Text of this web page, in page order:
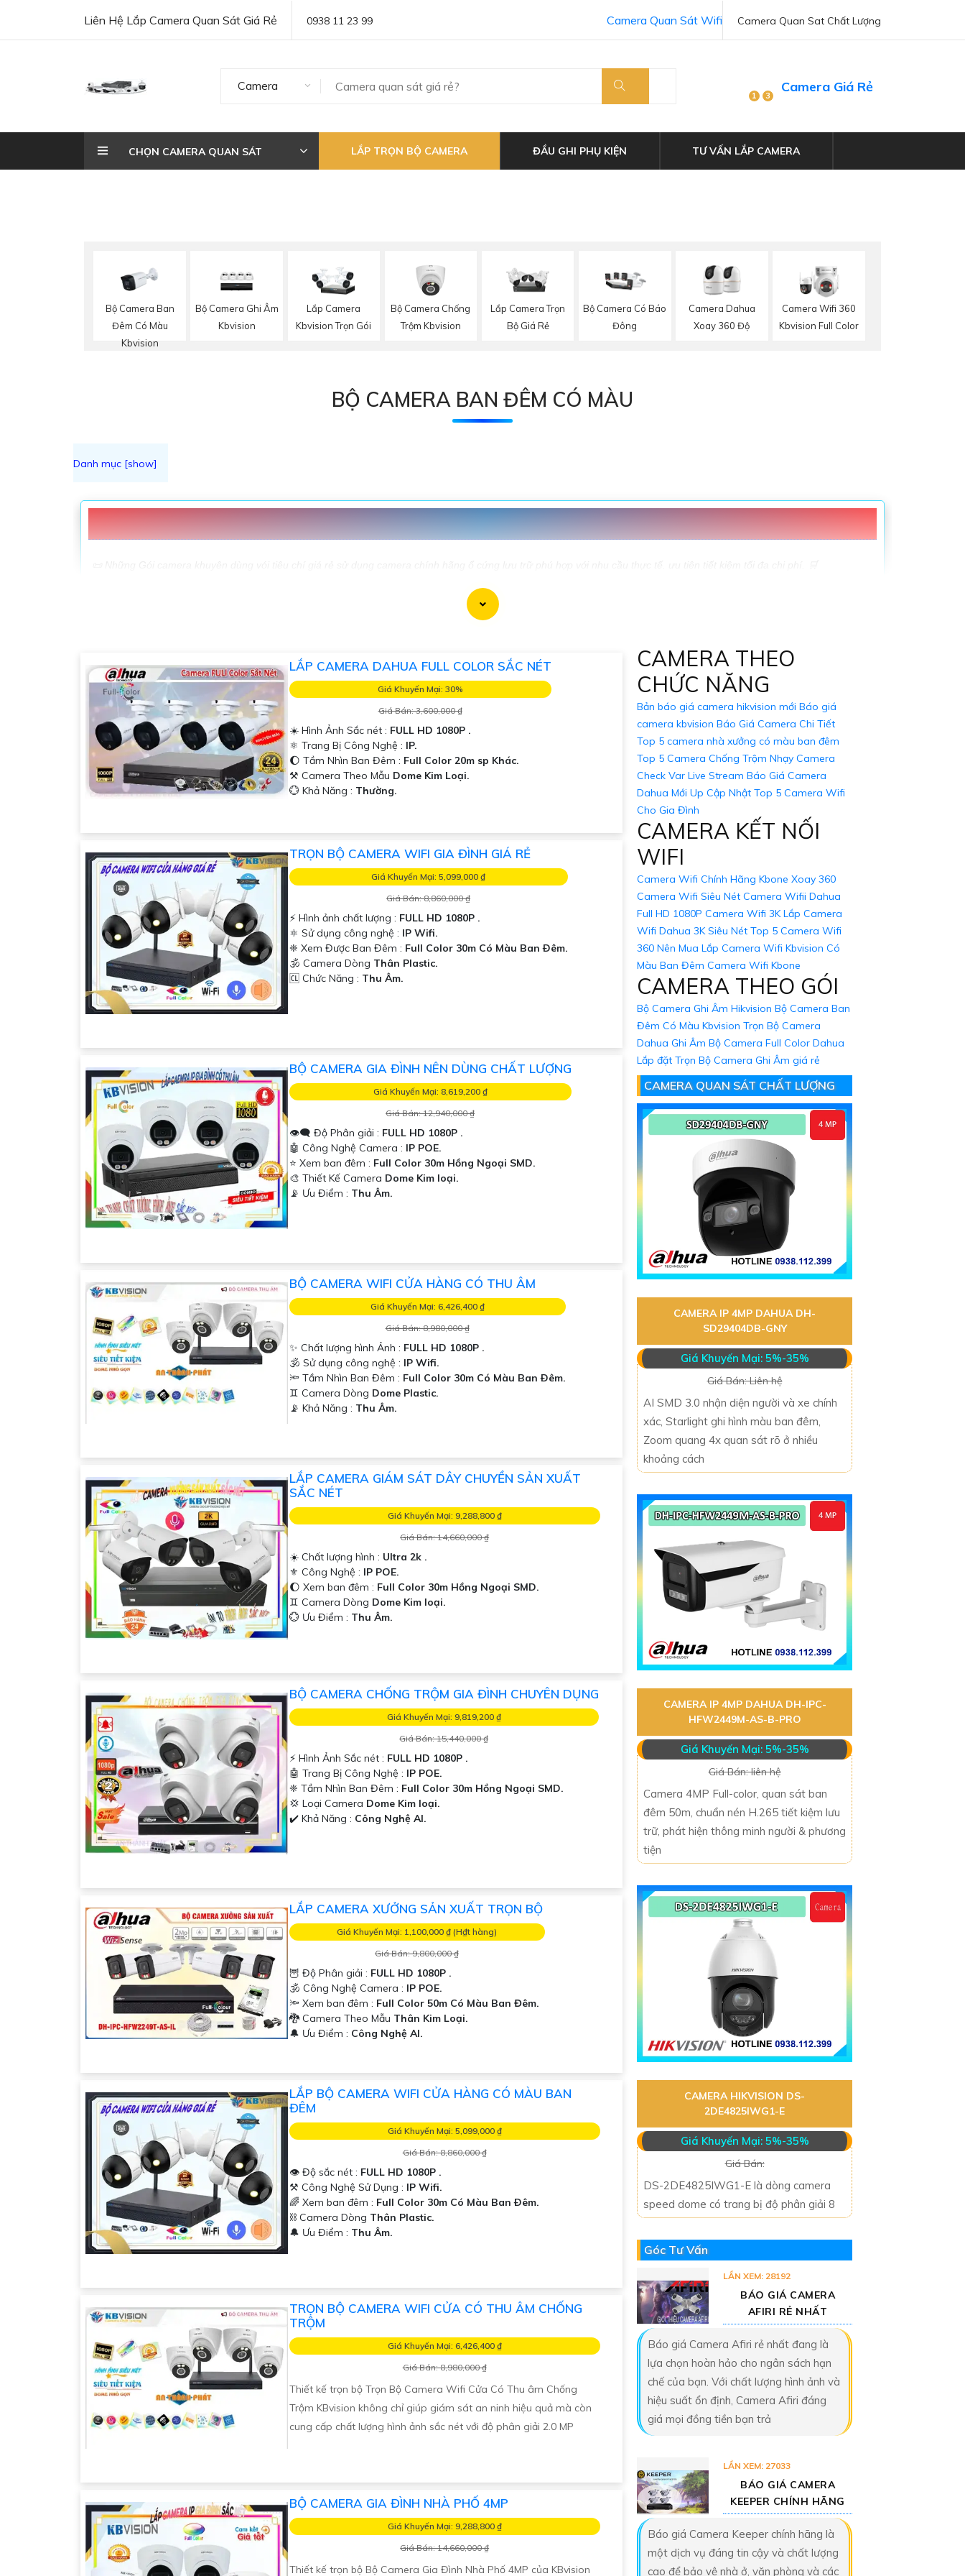
Liên Hệ Lắp Camera Quan Sát Giá Rẻ 0938 11 23 99 Camera Quan Sat Chất Lượng
Camera Quan Sát Wifi
Camera
1 3
Camera Giá Rẻ
CHỌN CAMERA QUAN SÁT LẮP TRỌN BỘ CAMERA ĐẦU GHI PHỤ KIỆN TƯ VẤN LẮP CAMERA
Bộ Camera Ban
Đêm Có Màu
Kbvision
Bộ Camera Ghi Âm
Kbvision
Lắp Camera
Kbvision Trọn Gói
Bộ Camera Chống
Trộm Kbvision
Lắp Camera Trọn
Bộ Giá Rẻ
Bộ Camera Có Báo
Đông
Camera Dahua
Xoay 360 Độ
Camera Wifi 360
Kbvision Full Color
BỘ CAMERA BAN ĐÊM CÓ MÀU
♥️ LẮP CAMERA TRỌN GÓI NÊN DÙNG 💎
6.100.000 VNĐ▫ ️ Thiết kế dạng thân ban đêm có màu 20m Hiệu Kbvision Camera Thu âm
Bộ 8 Camera Kbvision Giá Rẻ
📎 7.800.000 VNĐ▫️ Hồng ngoại 20m FULL HD ổ cứng 1 TBBộ 8 camera Kbvision
Trọn bộ camera Công ty
4.100.000 VNĐ▫️ Hồng ngoại 30m thương hiệu hikvision
Bộ camera siêu thị
bộ 4 camera Gia Đình Sắt nét
6.500.000 VNĐ ▫️ Độ phân giải ultra 2k chất lượng cao Dahya Camera Gia Đình
LẮP CAMERA DAHUA FULL COLOR SẮC NÉT
Giá Khuyến Mại: 30%
Giá Bán: 3,600,000 ₫
☀️ Hình Ảnh Sắc nét : FULL HD 1080P .
⚛️ Trang Bị Công Nghệ : IP.
🌔 Tầm Nhìn Ban Đêm : Full Color 20m sp Khác.
⚒ Camera Theo Mẫu Dome Kim Loại.
️💮 Khả Năng : Thường.
TRỌN BỘ CAMERA WIFI GIA ĐÌNH GIÁ RẺ
Giá Khuyến Mại: 5,099,000 ₫
Giá Bán: 8,860,000 ₫
️⚡ Hình ảnh chất lượng : FULL HD 1080P .
⚛️ Sử dụng công nghệ : IP Wifi.
❈ Xem Được Ban Đêm : Full Color 30m Có Màu Ban Ðêm.
🕉️ Camera Dòng Thân Plastic.
️🆑 Chức Năng : Thu Âm.
BỘ CAMERA GIA ĐÌNH NÊN DÙNG CHẤT LƯỢNG
Giá Khuyến Mại: 8,619,200 ₫
Giá Bán: 12,940,000 ₫
👁️‍🗨 Độ Phân giải : FULL HD 1080P .
🤖️ Công Nghệ Camera : IP POE.
⭐ Xem ban đêm : Full Color 30m Hồng Ngoại SMD.
🎨 Thiết Kế Camera Dome Kim loại.
️📡 Ưu Điểm : Thu Âm.
BỘ CAMERA WIFI CỬA HÀNG CÓ THU ÂM
Giá Khuyến Mại: 6,426,400 ₫
Giá Bán: 8,980,000 ₫
✨ Chất lượng hình Ảnh : FULL HD 1080P .
🕉️ Sử dụng công nghệ : IP Wifi.
🔦 Tầm Nhìn Ban Đêm : Full Color 30m Có Màu Ban Ðêm.
♊ Camera Dòng Dome Plastic.
️📡 Khả Năng : Thu Âm.
LẮP CAMERA GIÁM SÁT DÂY CHUYỀN SẢN XUẤT
SẮC NÉT
Giá Khuyến Mại: 9,288,800 ₫
Giá Bán: 14,660,000 ₫
☀️ Chất lượng hình : Ultra 2k .
⚜️ Công Nghệ : IP POE.
🌔 Xem ban đêm : Full Color 30m Hồng Ngoại SMD.
♊ Camera Dòng Dome Kim loại.
️💮 Ưu Điểm : Thu Âm.
BỘ CAMERA CHỐNG TRỘM GIA ĐÌNH CHUYÊN DỤNG
Giá Khuyến Mại: 9,819,200 ₫
Giá Bán: 15,440,000 ₫
️⚡ Hình Ảnh Sắc nét : FULL HD 1080P .
🤖️ Trang Bị Công Nghệ : IP POE.
❈ Tầm Nhìn Ban Đêm : Full Color 30m Hồng Ngoại SMD.
💢 Loại Camera Dome Kim loại.
️✔️ Khả Năng : Công Nghệ AI.
LẮP CAMERA XƯỞNG SẢN XUẤT TRỌN BỘ
Giá Khuyến Mại: 1,100,000 ₫ (H₫t hàng)
Giá Bán: 9,800,000 ₫
🦉 Độ Phân giải : FULL HD 1080P .
🕉️ Công Nghệ Camera : IP POE.
🔦 Xem ban đêm : Full Color 50m Có Màu Ban Đêm.
🐉️ Camera Theo Mẫu Thân Kim Loại.
️🔔 Ưu Điểm : Công Nghệ AI.
LẮP BỘ CAMERA WIFI CỬA HÀNG CÓ MÀU BAN
ĐÊM
Giá Khuyến Mại: 5,099,000 ₫
Giá Bán: 8,860,000 ₫
👁 Độ sắc nét : FULL HD 1080P .
⚒ Công Nghệ Sử Dụng : IP Wifi.
🌈 Xem ban đêm : Full Color 30m Có Màu Ban Ðêm.
⛓ Camera Dòng Thân Plastic.
️🔔 Ưu Điểm : Thu Âm.
TRỌN BỘ CAMERA WIFI CỬA CÓ THU ÂM CHỐNG
TRỘM
Giá Khuyến Mại: 6,426,400 ₫
Giá Bán: 8,980,000 ₫
Thiết kế trọn bộ Trọn Bộ Camera Wifi Cửa Có Thu âm Chống
Trộm KBvision không chỉ giúp giám sát an ninh hiệu quả mà còn
cung cấp chất lượng hình ảnh sắc nét với độ phân giải 2.0 MP
BỘ CAMERA GIA ĐÌNH NHÀ PHỐ 4MP
Giá Khuyến Mại: 9,288,800 ₫
Giá Bán: 14,660,000 ₫
Thiết kế trọn bộ Bộ Camera Gia Đình Nhà Phố 4MP của KBvision
CAMERA THEO
CHỨC NĂNG
Bản báo giá camera hikvision mới Báo giá
camera kbvision Báo Giá Camera Chi Tiết
Top 5 camera nhà xưởng có màu ban đêm
Top 5 Camera Chống Trộm Nhạy Camera
Check Var Live Stream Báo Giá Camera
Dahua Mới Up Cập Nhật Top 5 Camera Wifi
Cho Gia Đình
CAMERA KẾT NỐI
WIFI
Camera Wifi Chính Hãng Kbone Xoay 360
Camera Wifi Siêu Nét Camera Wifii Dahua
Full HD 1080P Camera Wifi 3K Lắp Camera
Wifi Dahua 3K Siêu Nét Top 5 Camera Wifi
360 Nên Mua Lắp Camera Wifi Kbvision Có
Màu Ban Đêm Camera Wifi Kbone
CAMERA THEO GÓI
Bộ Camera Ghi Âm Hikvision Bộ Camera Ban
Đêm Có Màu Kbvision Trọn Bộ Camera
Dahua Ghi Âm Bộ Camera Full Color Dahua
Lắp đặt Trọn Bộ Camera Ghi Âm giá rẻ
CAMERA QUAN SÁT CHẤT LƯỢNG
CAMERA IP 4MP DAHUA DH-
SD29404DB-GNY
Giá Khuyến Mại: 5%-35%
Giá Bán: Liên hệ
AI SMD 3.0 nhận diện người và xe chính
xác, Starlight ghi hình màu ban đêm,
Zoom quang 4x quan sát rõ ở nhiều
khoảng cách
CAMERA IP 4MP DAHUA DH-IPC-
HFW2449M-AS-B-PRO
Giá Khuyến Mại: 5%-35%
Giá Bán: liên hệ
Camera 4MP Full-color, quan sát ban
đêm 50m, chuẩn nén H.265 tiết kiệm lưu
trữ, phát hiện thông minh người & phương
tiện
CAMERA HIKVISION DS-
2DE4825IWG1-E
Giá Khuyến Mại: 5%-35%
Giá Bán:
DS-2DE4825IWG1-E là dòng camera
speed dome có trang bị độ phân giải 8
Góc Tư Vấn
LẦN XEM: 28192
BÁO GIÁ CAMERA
AFIRI RẺ NHẤT
Báo giá Camera Afiri rẻ nhất đang là
lựa chọn hoàn hảo cho ngân sách hạn
chế của bạn. Với chất lượng hình ảnh và
hiệu suất ổn định, Camera Afiri đáng
giá mọi đồng tiền bạn trả
LẦN XEM: 27033
BÁO GIÁ CAMERA
KEEPER CHÍNH HÃNG
Báo giá Camera Keeper chính hãng là
một dịch vụ đáng tin cậy và chất lượng
cao để bảo vệ nhà ở, văn phòng và các